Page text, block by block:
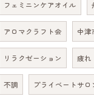
フェミニンケアオイル
アロマクラフト会 中津
リラクゼーション 疲れ
不調 プライベートサロ